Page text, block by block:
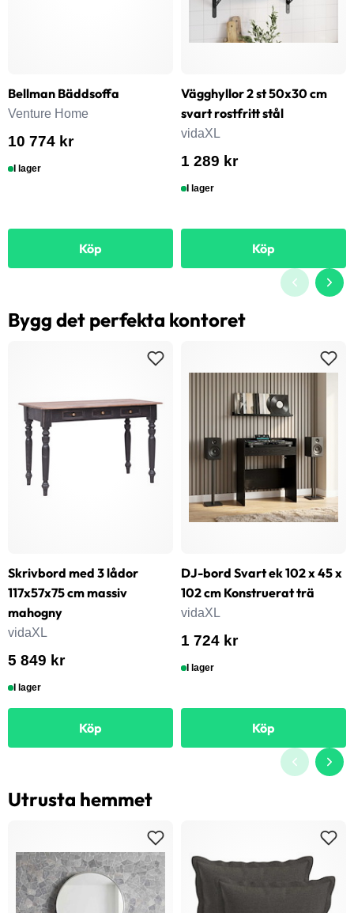
Bellman Bäddsoffa
Venture Home
10 774 kr
I lager
Köp
Vägghyllor 2 st 50x30 cm
svart rostfritt stål
vidaXL
1 289 kr
I lager
Köp
Bygg det perfekta kontoret
Skrivbord med 3 lådor
117x57x75 cm massiv
mahogny
vidaXL
5 849 kr
I lager
Köp
DJ-bord Svart ek 102 x 45 x
102 cm Konstruerat trä
vidaXL
1 724 kr
I lager
Köp
Utrusta hemmet